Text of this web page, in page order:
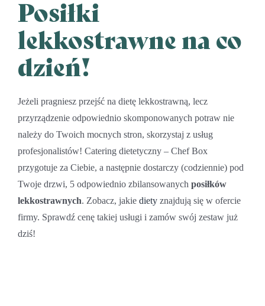
Posiłki
lekkostrawne na co
dzień!
Jeżeli pragniesz przejść na dietę lekkostrawną, lecz
przyrządzenie odpowiednio skomponowanych potraw nie
należy do Twoich mocnych stron, skorzystaj z usług
profesjonalistów! Catering dietetyczny – Chef Box
przygotuje za Ciebie, a następnie dostarczy (codziennie) pod
Twoje drzwi, 5 odpowiednio zbilansowanych posiłków
lekkostrawnych. Zobacz, jakie dietyznajdują się w ofercie
firmy. Sprawdź cenę takiej usługi i zamów swój zestaw już
dziś!